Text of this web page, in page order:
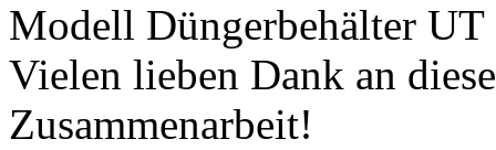
Modell Düngerbehälter UT
Vielen lieben Dank an
Zusammenarbeit!